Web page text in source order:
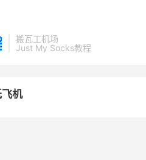
搬瓦工机场
Just My Socks教程
机